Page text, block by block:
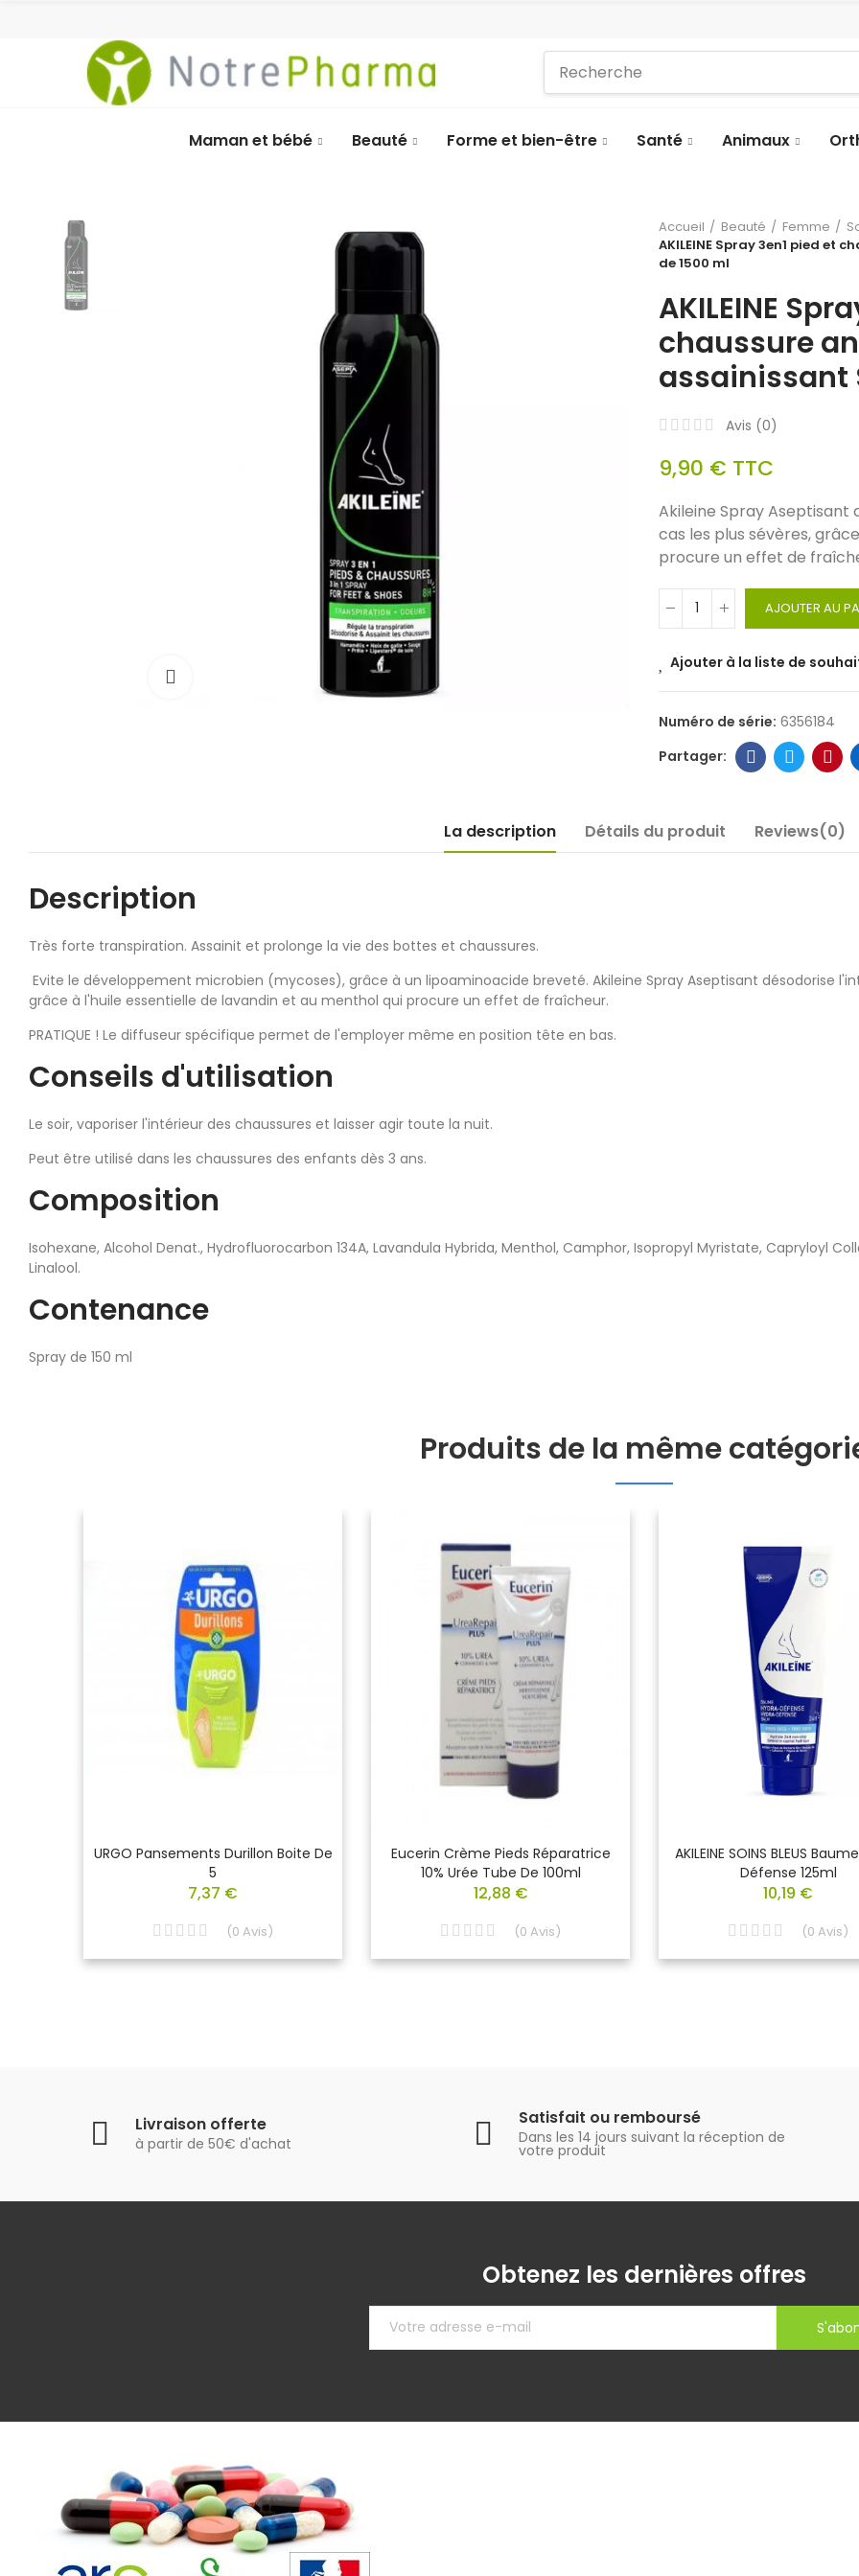
Maman et bébé Beauté Forme et bien-être Santé Animaux
Accueil Beauté Femme
AKILEINE Spray 3en1 pied
de 1500 ml
AKILEINE
chaussure
assainissant
Avis (0)
9,90 € TTC
Akileine Spray Aseptisant
cas les plus sévères,
procure un effet de
AJOUTER AU
Ajouter à la liste de
Numéro de série: 6356184
La description Détails du produit Reviews(0)
Description
Très forte transpiration. Assainit et prolonge la vie des bottes et chaussures.
Evite le développement microbien (mycoses), grâce à un lipoaminoacide breveté. Akileine Spray Aseptisant désodorise
grâce à l'huile essentielle de lavandin et au menthol qui procure un effet de fraîcheur.
PRATIQUE ! Le diffuseur spécifique permet de l'employer même en position tête en bas.
Conseils d'utilisation
Le soir, vaporiser l'intérieur des chaussures et laisser agir toute la nuit.
Peut être utilisé dans les chaussures des enfants dès 3 ans.
Composition
Isohexane, Alcohol Denat., Hydrofluorocarbon 134A, Lavandula Hybrida, Menthol, Camphor, Isopropyl Myristate, Capryloyl
Linalool.
Contenance
Spray de 150 ml
Produits de la même
URGO Pansements Durillon Boite De
5
7,37 €
(0 Avis)
Eucerin Crème Pieds Réparatrice
10% Urée Tube De 100ml
12,88 €
(0 Avis)
AKILEINE SOINS BLEUS
Défense 125ml
10,19 €
(0 Avis)
Livraison offerte
à partir de 50€ d'achat
Satisfait ou remboursé
Dans les 14 jours suivant la réception de
votre produit
Obtenez les dernières offres